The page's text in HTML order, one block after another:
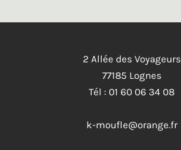
2 Allée des Voyageurs
77185 Lognes
Tél : 01 60 06 34 08
k-moufle@orange.fr